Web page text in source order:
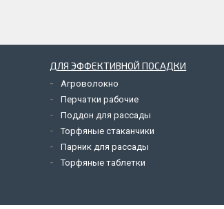
ДЛЯ ЭФФЕКТИВНОЙ ПОСАДКИ
Агроволокно
Перчатки рабочие
Поддон для рассады
Торфяные стаканчики
Парник для рассады
Торфяные таблетки